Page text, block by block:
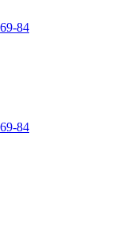
84
84